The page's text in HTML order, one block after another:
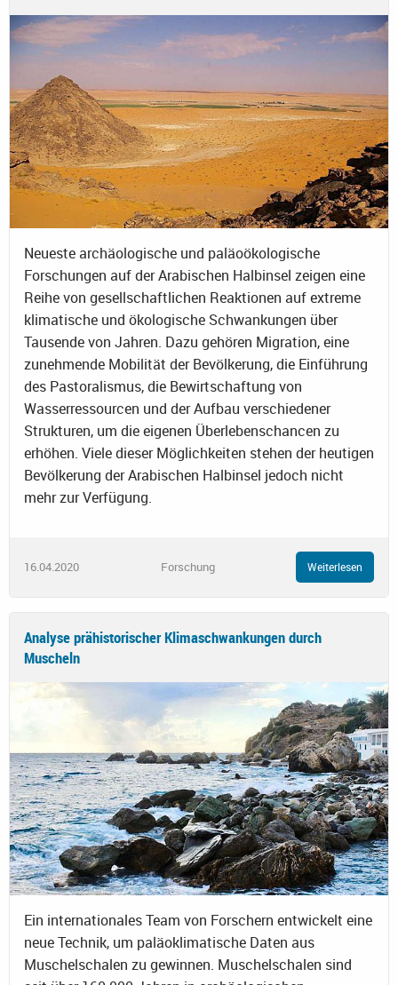
Neueste archäologische und paläoökologische
Forschungen auf der Arabischen Halbinsel zeigen eine
Reihe von gesellschaftlichen Reaktionen auf extreme
klimatische und ökologische Schwankungen über
Tausende von Jahren. Dazu gehören Migration, eine
zunehmende Mobilität der Bevölkerung, die Einführung
des Pastoralismus, die Bewirtschaftung von
Wasserressourcen und der Aufbau verschiedener
Strukturen, um die eigenen Überlebenschancen zu
erhöhen. Viele dieser Möglichkeiten stehen der heutigen
Bevölkerung der Arabischen Halbinsel jedoch nicht
mehr zur Verfügung.
16.04.2020 Forschung Weiterlesen
Analyse prähistorischer Klimaschwankungen durch
Muscheln
Ein internationales Team von Forschern entwickelt eine
neue Technik, um paläoklimatische Daten aus
Muschelschalen zu gewinnen. Muschelschalen sind